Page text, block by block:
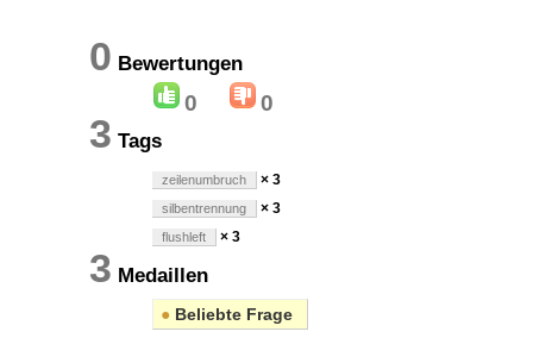
0 Bewertungen
0 0
3 Tags
zeilenumbruch × 3
silbentrennung × 3
flushleft × 3
3 Medaillen
● Beliebte Frage